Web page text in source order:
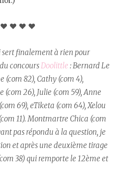
♥ ♥ ♥
sert finalement à rien pour
concoursDoolittle : Bernard Le
(com 82), Cathy (com 4),
(com 26), Julie (com 59), Anne
69), eTiketa (com 64), Xelou
11). Montmartre Chica (com
pas répondu à la question, je
et après une deuxième tirage
38) qui remporte le 12ème et